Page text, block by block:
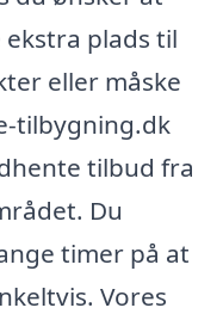
plads til
eller måske
tilbygning.dk
tilbud fra
Du
timer på at
Vores